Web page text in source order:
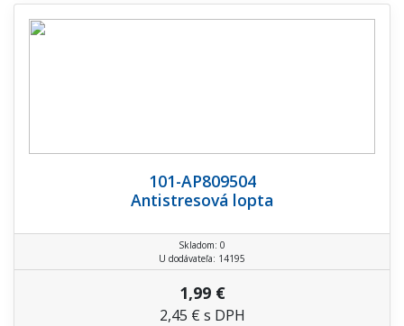
101-AP809504
Antistresová lopta
Skladom: 0
U dodávateľa: 14195
1,99 €
2,45 € s DPH